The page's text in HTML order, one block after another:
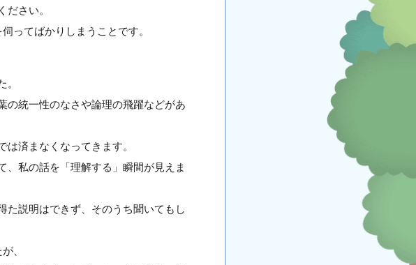
さい。
ってばかりしまうことです。
。
の統一性のなさや論理の飛躍などがあ
済まなくなってきます。
、私の話を「理解する」瞬間が見えま
た説明はできず、そのうち聞いてもし
、